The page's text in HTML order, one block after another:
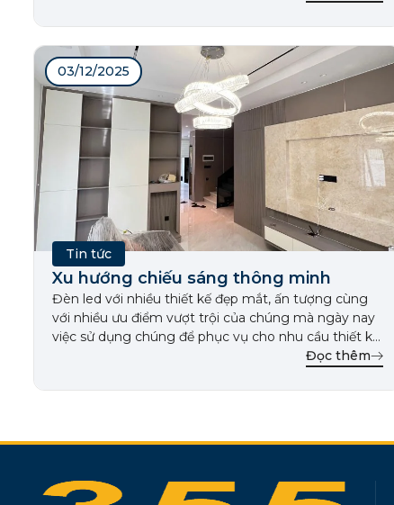
đãng, phòng khách […]
03/12/2025
Tin tức
Xu hướng chiếu sáng thông minh
Đèn led với nhiều thiết kế đẹp mắt, ấn tượng cùng
với nhiều ưu điểm vượt trội của chúng mà ngày nay
việc sử dụng chúng để phục vụ cho nhu cầu thiết kế
chiếu sáng cho gia đình hay những người làm thiết
[…]
Đọc thêm